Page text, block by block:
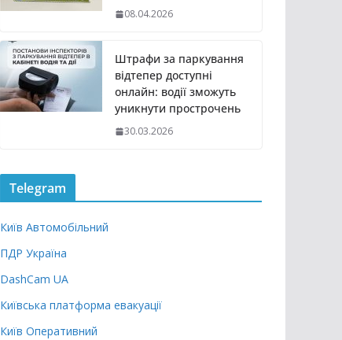
08.04.2026
Штрафи за паркування
відтепер доступні
онлайн: водії зможуть
уникнути прострочень
30.03.2026
Telegram
Київ Автомобільний
ПДР Україна
DashCam UA
Київська платформа евакуації
Київ Оперативний